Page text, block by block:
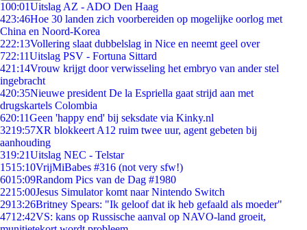
100:01Uitslag AZ - ADO Den Haag
423:46Hoe 30 landen zich voorbereiden op mogelijke oorlog met
China en Noord-Korea
222:13Vollering slaat dubbelslag in Nice en neemt geel over
722:11Uitslag PSV - Fortuna Sittard
421:14Vrouw krijgt door verwisseling het embryo van ander stel
ingebracht
420:35Nieuwe president De la Espriella gaat strijd aan met
drugskartels Colombia
620:11Geen 'happy end' bij seksdate via Kinky.nl
3219:57XR blokkeert A12 ruim twee uur, agent gebeten bij
aanhouding
319:21Uitslag NEC - Telstar
1515:10VrijMiBabes #316 (not very sfw!)
6015:09Random Pics van de Dag #1980
2215:00Jesus Simulator komt naar Nintendo Switch
2913:26Britney Spears: "Ik geloof dat ik heb gefaald als moeder"
4712:42VS: kans op Russische aanval op NAVO-land groeit,